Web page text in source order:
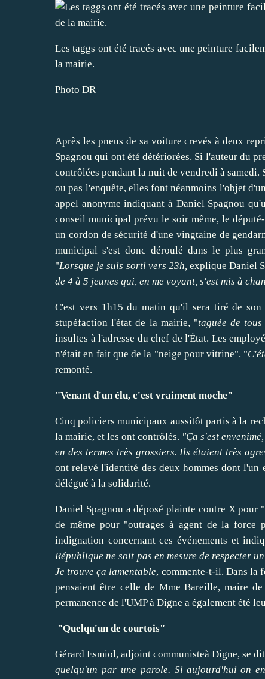
Les taggs ont été tracés avec une peinture
la mairie.
Photo DR
Après les pneus de sa voiture crevés à deux
Spagnou qui ont été détériorées. Si l'auteur du
contrôlées pendant la nuit de vendredi à
ou pas l'enquête, elles font néanmoins l'objet
appel anonyme indiquant à Daniel Spagnou
conseil municipal prévu le soir même, le
un cordon de sécurité d'une vingtaine de
municipal s'est donc déroulé dans le plus
"Lorsque je suis sorti vers 23h, explique Daniel
de 4 à 5 jeunes qui, en me voyant, s'est mis à
C'est vers 1h15 du matin qu'il sera tiré de
stupéfaction l'état de la mairie, "taguée de
insultes à l'adresse du chef de l'État. Les
n'était en fait que de la "neige pour vitrine". "
remonté.
"Venant d'un élu, c'est vraiment moche"
Cinq policiers municipaux aussitôt partis à la
la mairie, et les ont contrôlés. "Ça s'est
en des termes très grossiers. Ils étaient très
ont relevé l'identité des deux hommes dont
délégué à la solidarité.
Daniel Spagnou a déposé plainte contre X
de même pour "outrages à agent de la force
indignation concernant ces événements et
République ne soit pas en mesure de respecter
Je trouve ça lamentable, commente-t-il. Dans la
pensaient être celle de Mme Bareille, maire
permanence de l'UMP à Digne a également été
"Quelqu'un de courtois"
Gérard Esmiol, adjoint communisteà Digne, se
quelqu'un par une parole. Si aujourd'hui on